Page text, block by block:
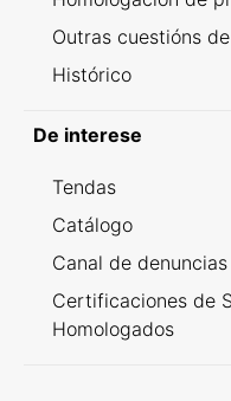
Outras cuestións
Histórico
De interese
Tendas
Catálogo
Canal de denuncias
Certificaciones de
Homologados